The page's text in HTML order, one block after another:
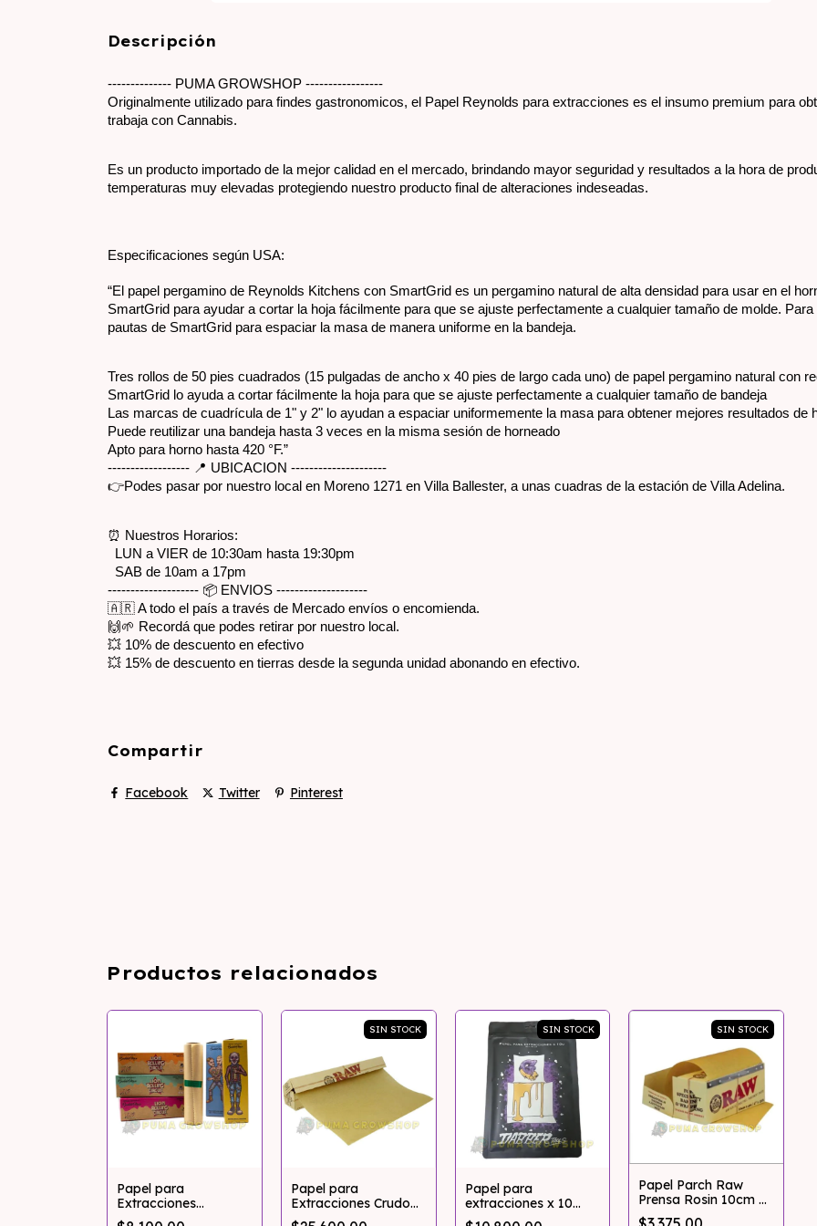
Descripción
-------------- PUMA GROWSHOP -----------------
Originalmente utilizado para findes gastronomicos, el Papel Reynolds para extracciones es el insumo premium para
trabaja con Cannabis.
Es un producto importado de la mejor calidad en el mercado, brindando mayor seguridad y resultados a la hora de
temperaturas muy elevadas protegiendo nuestro producto final de alteraciones indeseadas.
Especificaciones según USA:
“El papel pergamino de Reynolds Kitchens con SmartGrid es un pergamino natural de alta densidad para usar en el
SmartGrid para ayudar a cortar la hoja fácilmente para que se ajuste perfectamente a cualquier tamaño de molde.
pautas de SmartGrid para espaciar la masa de manera uniforme en la bandeja.
Tres rollos de 50 pies cuadrados (15 pulgadas de ancho x 40 pies de largo cada uno) de papel pergamino natural con
SmartGrid lo ayuda a cortar fácilmente la hoja para que se ajuste perfectamente a cualquier tamaño de bandeja
Las marcas de cuadrícula de 1" y 2" lo ayudan a espaciar uniformemente la masa para obtener mejores resultados de
Puede reutilizar una bandeja hasta 3 veces en la misma sesión de horneado
Apto para horno hasta 420 °F.”
------------------ 📍 UBICACION ---------------------
👉Podes pasar por nuestro local en Moreno 1271 en Villa Ballester, a unas cuadras de la estación de Villa Adelina.
⏰ Nuestros Horarios:
LUN a VIER de 10:30am hasta 19:30pm
SAB de 10am a 17pm
-------------------- 📦 ENVIOS --------------------
🇦🇷 A todo el país a través de Mercado envíos o encomienda.
🙌🌱 Recordá que podes retirar por nuestro local.
💥 10% de descuento en efectivo
💥 15% de descuento en tierras desde la segunda unidad abonando en efectivo.
Compartir
Facebook Twitter Pinterest
Productos relacionados
Papel para
Extracciones
Umbleached Lion
SIN STOCK
Papel para
Extracciones Crudo
"Umbleached" 30cm
SIN STOCK
Papel para
extracciones x 10
unidades 20x30cm G
SIN STOCK
Papel Parch Raw
Prensa Rosin 10cm 4
Metros